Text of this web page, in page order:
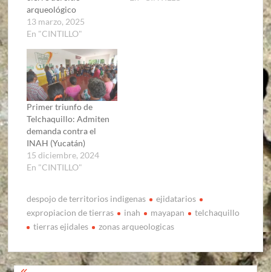
arqueológico
13 marzo, 2025
En "CINTILLO"
Primer triunfo de
Telchaquillo: Admiten
demanda contra el
INAH (Yucatán)
15 diciembre, 2024
En "CINTILLO"
despojo de territorios indigenas
ejidatarios
expropiacion de tierras
inah mayapan
telchaquillo
tierras ejidales
zonas arqueologicas